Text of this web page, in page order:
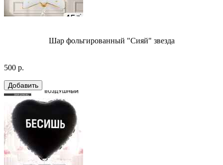
Шар фольгированный "Сияй" звезда
500 р.